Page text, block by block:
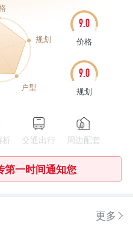
9.0
价格
9.0
规划
户型
规划
析 交通出行 周边配套
第一时间通知您
更多